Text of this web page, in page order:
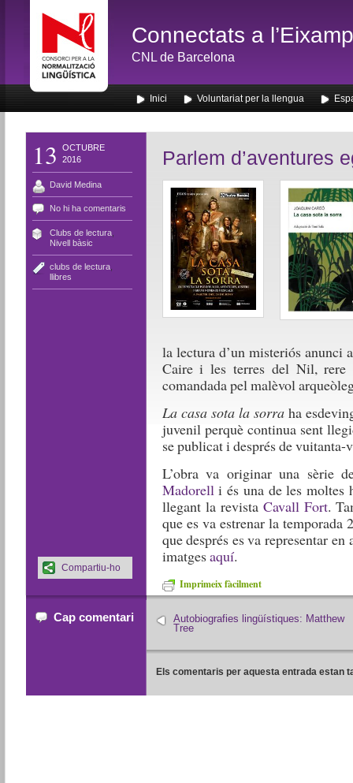
Connectats a
CNL de Barcelona
Inici Voluntariat per la llengua
13
OCTUBRE
2016
David Medina
No hi ha comentaris
Clubs de lectura,
Nivell bàsic
clubs de lectura,
llibres
Parlem d’aventures
la lectura d’un misteriós
Caire i les terres del Nil, rere
comandada pel malèvol
La casa sota la sorra ha
juvenil perquè continua sent
se publicat i després de vuitanta-
L’obra va originar una sèrie
Madorelli és una de les moltes
llegant la revista Cavall Fort.
que es va estrenar la temporada
que després es va representar
imatgesaquí.
Imprimeix fàcilment
Compartiu-ho
Cap comentari
Autobiografies lingüístiques: Matthew
Tree
Els comentaris per aquesta entrada estan